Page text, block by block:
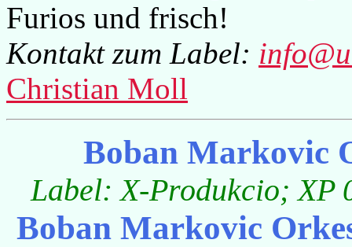
Furios und frisch!
Kontakt zum Label:
Christian Moll
Boban Markovic
Label: X-Produkcio; XP
Boban Markovic